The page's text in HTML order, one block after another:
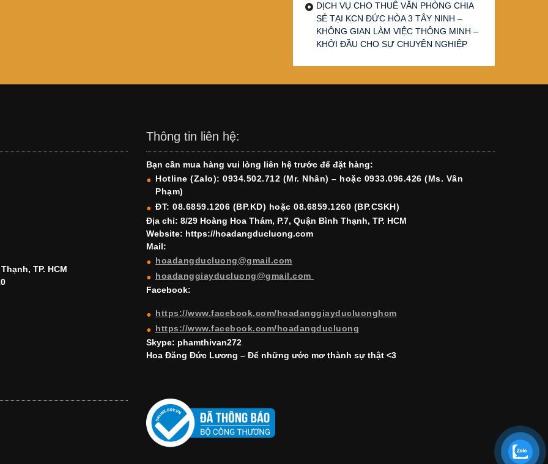
DỊCH VỤ CHO THUÊ VĂN PHÒNG CHIA
SẺ TẠI KCN ĐỨC HÒA 3 TÂY NINH –
KHÔNG GIAN LÀM VIỆC THÔNG MINH –
KHỞI ĐẦU CHO SỰ CHUYÊN NGHIỆP
TP. HCM
Thông tin liên hệ:
Bạn cần mua hàng vui lòng liên hệ trước để đặt hàng:
Hotline (Zalo): 0934.502.712 (Mr. Nhân) – hoặc 0933.096.426 (Ms. Vân
Phạm)
ĐT: 08.6859.1206 (BP.KD) hoặc 08.6859.1260 (BP.CSKH)
Địa chỉ: 8/29 Hoàng Hoa Thám, P.7, Quận Bình Thạnh, TP. HCM
Website: https://hoadangducluong.com
Mail:
hoadangducluong@gmail.com
hoadanggiayducluong@gmail.com
Facebook:
https://www.facebook.com/hoadanggiayducluonghcm
https://www.facebook.com/hoadangducluong
Skype: phamthivan272
Hoa Đăng Đức Lương – Để những ước mơ thành sự thật <3